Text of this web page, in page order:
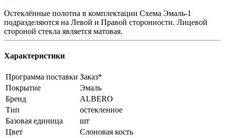
Остеклённые полотна в комплектации Схема Эмаль-1
подразделяются на Левой и Правой сторонности. Лицевой
стороной стекла является матовая.
Характеристики
Программа поставки Заказ*
Покрытие
Эмаль
Бренд
ALBERO
Тип
остекленное
Базовая единица
шт
Цвет
Слоновая кость